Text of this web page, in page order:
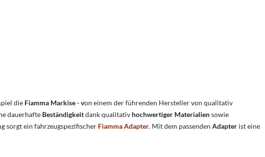
die Fiamma Markise- von einem der führenden Hersteller von qualitativ
dauerhafte Beständigkeitdank qualitativ hochwertiger Materialiensowie
sorgt ein fahrzeugspezifischer Fiamma Adapter. Mit dem passenden Adapter ist eine